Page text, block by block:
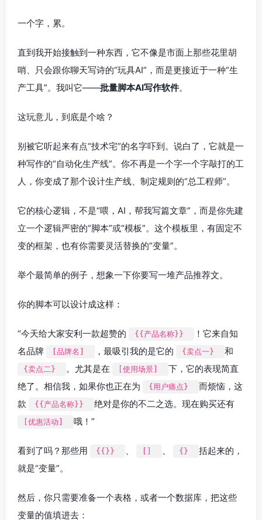
一个字，累。
直到我开始接触到一种东西，它不像是市面上那些花里胡
哨、只会跟你聊天写诗的“玩具AI”，而是更接近于一种“生
产工具”。我叫它——批量脚本AI写作软件。
这玩意儿，到底是个啥？
别被它听起来有点“技术宅”的名字吓到。说白了，它就是一
种写作的“自动化生产线”。你不再是一个字一个字敲打的工
人，你变成了那个设计生产线、制定规则的“总工程师”。
它的核心逻辑，不是“喂，AI，帮我写篇文章”，而是你先建
立一个逻辑严密的“脚本”或“模板”。这个模板里，有固定不
变的框架，也有你需要灵活替换的“变量”。
举个最简单的例子，想象一下你要写一堆产品推荐文。
你的脚本可以设计成这样：
“今天给大家安利一款超赞的 {{产品名称}}
！它来自知
名品牌
[品牌名] ，最吸引我的是它的 {卖点一} 和
{卖点二} 。尤其是在 [使用场景]
下，它的表现简直
绝了。相信我，如果你也正在为
{用户痛点}
而烦恼，这
款
{{产品名称}} 绝对是你的不二之选。现在购买还有
[优惠活动] 哦！”
看到了吗？那些用 {{}} [] {}
括起来的，
就是“变量”。
然后，你只需要准备一个表格，或者一个数据库，把这些
变量的值填进去：